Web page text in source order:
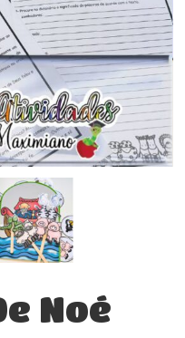
Noé